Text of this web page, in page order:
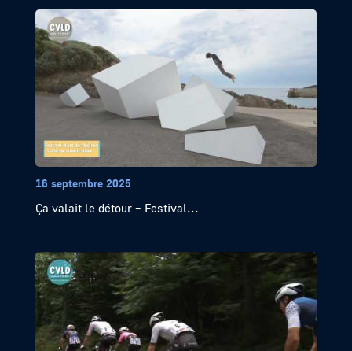
16 septembre 2025
Ça valait le détour – Festival...